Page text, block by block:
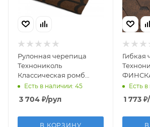
Рулонная черепица
Технониколь
Классическая ромб
(Коричневая)
Есть в наличии: 45
3 704 ₽/рул
В КОРЗИНУ
Гибкая
Есть
1 773₽